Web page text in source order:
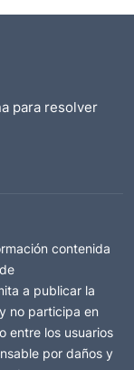
para resolver
contenida
a publicar la
no participa en
entre los usuarios
por daños y